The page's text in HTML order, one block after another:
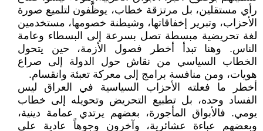
رأي مستقلين، بل مرتزقة خطاب، يوظَّفون لتلميع صورة
الأحزاب، وتبرير إخفاقاتها، وشيطنة خصومها، مستخدمين
لغة تحريضية مبسطة تصل بسرعة إلى البسطاء وعامة
الناس. وهنا تبدأ أخطر فصول الأزمة، حين يتحول
الخطاب السياسي من نقاش حول الدولة إلى صراع
هويات، ومن منافسة برامج إلى معركة تعبئة وانقسام.
أخطر ما فعلته الأحزاب السياسية في العراق ليس
الفساد وحده، بل تطبيع التحريض وتحويله إلى خطاب
يومي. فالأبواق المأجورة، بعضهم يرتدي عمامة دينية،
وبعضهم عباءة عشائرية، وآخرون وجوهاً عادية على